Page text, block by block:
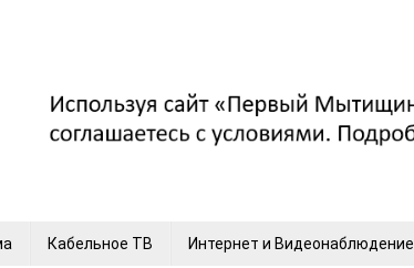
Кабельное ТВ Интернет и Видеонаблюдение